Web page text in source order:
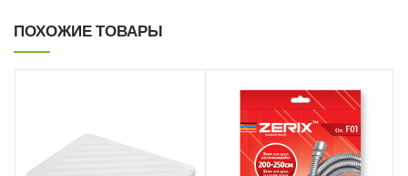
ПОХОЖИЕ ТОВАРЫ